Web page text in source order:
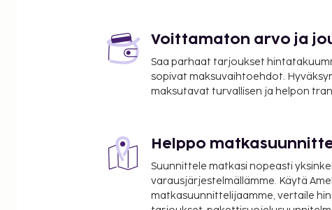
Indian Forest Corsica - 24,2 km / 15,1 mi
Gorges de Tavignano - 25,6 km / 15,9 mi
Santos Manfredin sairaala - 28,7 km / 17,9 mi
Korsikan Pascal Paoli -yliopisto - 29,3 km / 18,2 mi
Museu di a Corsica (museo) - 30,4 km / 18,9 mi
Lähimmät lentokentät ovat:
Ajaccio (AJA-Napoleon Bonaparte) - 47,6 km / 29,6 mi
Bastia (BIA-Poretta) - 81,9 km / 50,9 mi
Voittamaton arvo ja
Saa parhaat tarjoukset
sopivat maksuvaihtoehdot.
maksutavat turvallisen ja helpon
Helppo
Suunnittele matkasi nopeasti
varausjärjestelmällämme. Käytä
matkasuunnittelijaamme, vertaile